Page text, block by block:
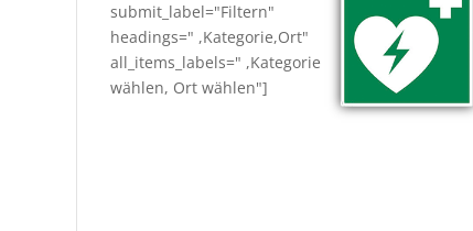
submit_label="Filtern"
headings=" ,Kategorie,Ort"
all_items_labels=" ,Kategorie
wählen, Ort wählen"]